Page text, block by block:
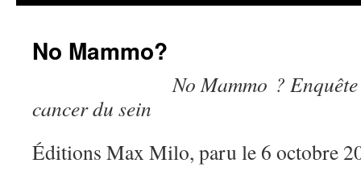
No Mammo?
No Mammo ?
cancer du sein
Éditions Max Milo, paru le 6 octobre